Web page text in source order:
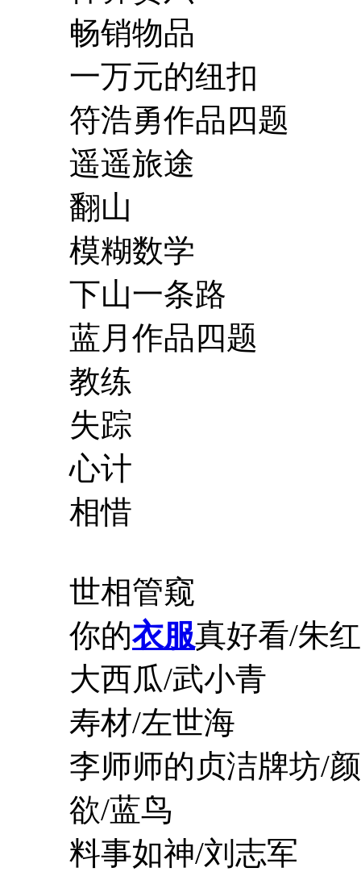
畅销物品
一万元的纽扣
符浩勇作品四题
遥遥旅途
翻山
模糊数学
下山一条路
蓝月作品四题
教练
失踪
心计
相惜
世相管窥
你的衣服真好看/朱
大西瓜/武小青
寿材/左世海
李师师的贞洁牌坊/
欲/蓝鸟
料事如神/刘志军